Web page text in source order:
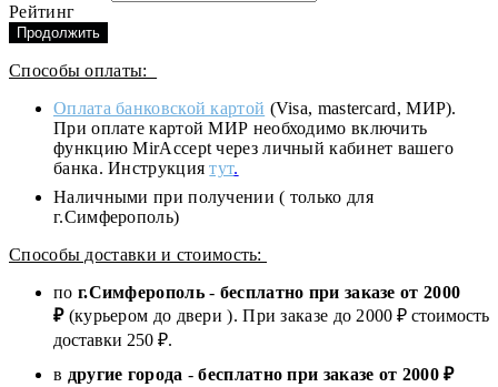
Рейтинг
Продолжить
Способы оплаты:
Оплата банковской картой (Visa, mastercard, МИР).
При оплате картой МИР необходимо включить
функцию MirAccept через личный кабинет вашего
банка. Инструкциятут.
Наличными при получении ( только для
г.Симферополь)
Способы доставки и стоимость:
по г.Симферополь- бесплатно при заказе от 2000
₽(курьером до двери ). При заказе до 2000 ₽ стоимость
доставки 250 ₽.
в другие города -бесплатно при заказе от 2000 ₽